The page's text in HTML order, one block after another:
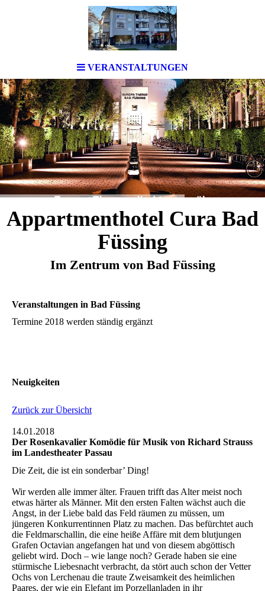
VERANSTALTUNGEN
Appartmenthotel Cura Bad
Füssing
Im Zentrum von Bad Füssing
Veranstaltungen in Bad Füssing
Termine 2018 werden ständig ergänzt
Neuigkeiten
Zurück zur Übersicht
14.01.2018
Der Rosenkavalier Komödie für Musik von Richard Strauss
im Landestheater Passau
Die Zeit, die ist ein sonderbar’ Ding!
Wir werden alle immer älter. Frauen trifft das Alter meist noch
etwas härter als Männer. Mit den ersten Falten wächst auch die
Angst, in der Liebe bald das Feld räumen zu müssen, um
jüngeren Konkurrentinnen Platz zu machen. Das befürchtet auch
die Feldmarschallin, die eine heiße Affäre mit dem blutjungen
Grafen Octavian angefangen hat und von diesem abgöttisch
geliebt wird. Doch – wie lange noch? Gerade haben sie eine
stürmische Liebesnacht verbracht, da stört auch schon der Vetter
Ochs von Lerchenau die traute Zweisamkeit des heimlichen
Paares, der wie ein Elefant im Porzellanladen in ihr